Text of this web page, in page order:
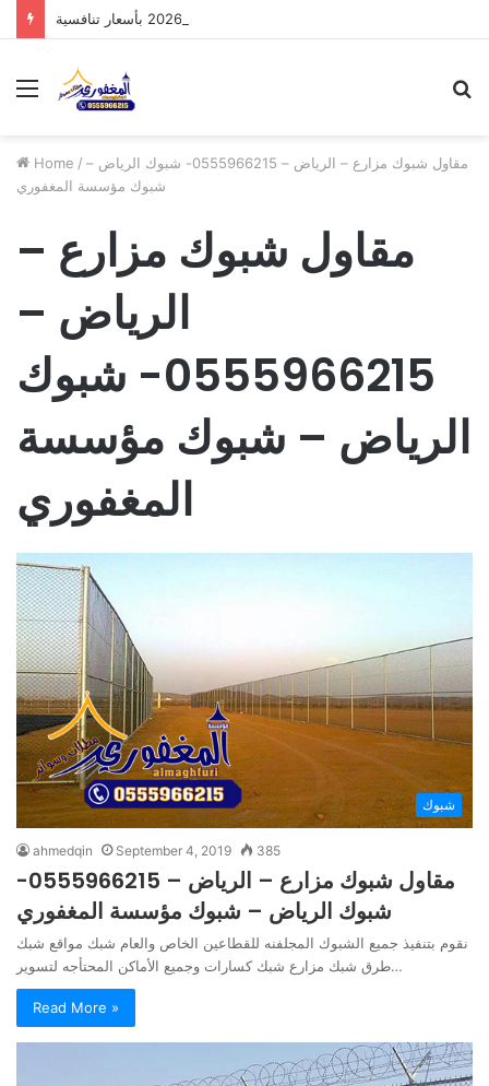
Menu
Home / مقاول شبوك مزارع – الرياض – 0555966215- شبوك الرياض –
شبوك مؤسسة المغفوري
مقاول شبوك مزارع –
الرياض –
0555966215- شبوك
الرياض – شبوك مؤسسة
المغفوري
شبوك
ahmedqin September 4, 2019 385
مقاول شبوك مزارع – الرياض – 0555966215-
شبوك الرياض – شبوك مؤسسة المغفوري
نقوم بتنفيذ جميع الشبوك المجلفنه للقطاعين الخاص والعام شبك مواقع شبك
طرق شبك مزارع شبك كسارات وجميع الأماكن المحتأجه لتسوير…
Read More »